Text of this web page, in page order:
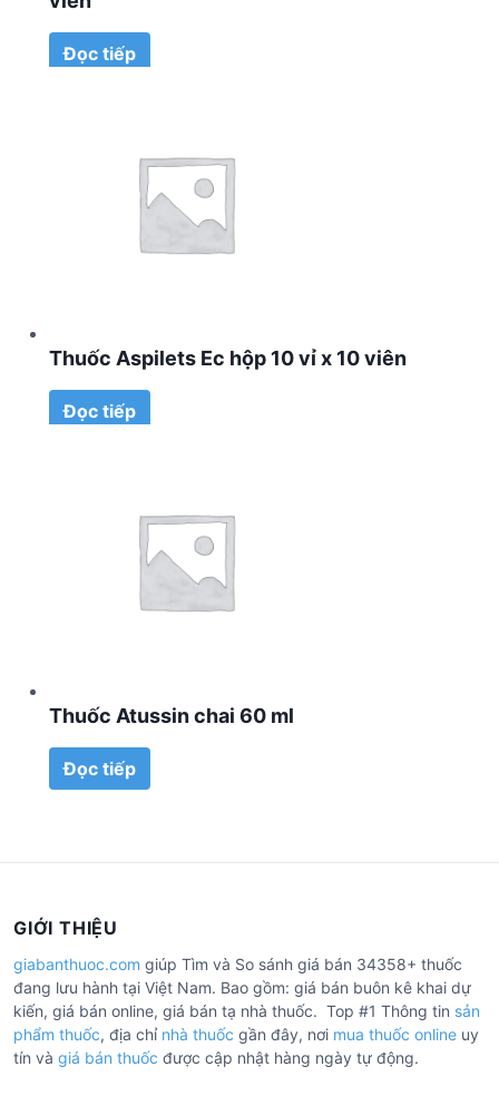
Đọc tiếp
Thuốc Aspilets Ec hộp 10 vỉ x 10 viên
Đọc tiếp
Thuốc Atussin chai 60 ml
Đọc tiếp
GIỚI THIỆU
giabanthuoc.com giúp Tìm và So sánh giá bán 34358+ thuốc
đang lưu hành tại Việt Nam. Bao gồm: giá bán buôn kê khai dự
kiến, giá bán online, giá bán tạ nhà thuốc. Top #1 Thông tin sản
phẩm thuốc, địa chỉ nhà thuốc gần đây, nơi mua thuốc online uy
tín và giá bán thuốc được cập nhật hàng ngày tự động.